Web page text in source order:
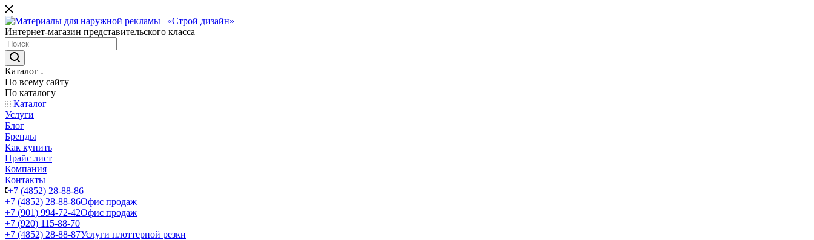
Интернет-магазин представительского класса
Каталог
По всему сайту
По каталогу
Каталог
Услуги
Блог
Бренды
Как купить
Прайс лист
Компания
Контакты
+7 (4852) 28-88-86
+7 (4852) 28-88-86Офис продаж
+7 (901) 994-72-42Офис продаж
+7 (920) 115-88-70
+7 (4852) 28-88-87Услуги плоттерной резки